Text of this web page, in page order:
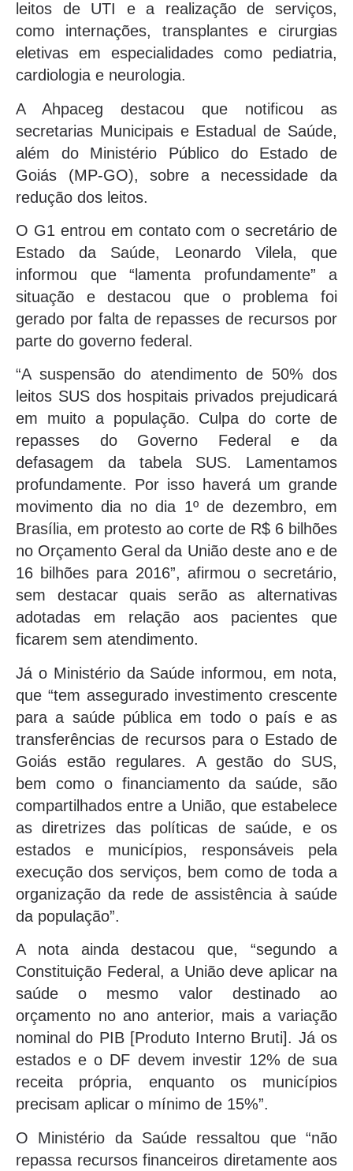
leitos de UTI e a realização de serviços,
como internações, transplantes e cirurgias
eletivas em especialidades como pediatria,
cardiologia e neurologia.
A Ahpaceg destacou que notificou as
secretarias Municipais e Estadual de Saúde,
além do Ministério Público do Estado de
Goiás (MP-GO), sobre a necessidade da
redução dos leitos.
O G1 entrou em contato com o secretário de
Estado da Saúde, Leonardo Vilela, que
informou que “lamenta profundamente” a
situação e destacou que o problema foi
gerado por falta de repasses de recursos por
parte do governo federal.
“A suspensão do atendimento de 50% dos
leitos SUS dos hospitais privados prejudicará
em muito a população. Culpa do corte de
repasses do Governo Federal e da
defasagem da tabela SUS. Lamentamos
profundamente. Por isso haverá um grande
movimento dia no dia 1º de dezembro, em
Brasília, em protesto ao corte de R$ 6 bilhões
no Orçamento Geral da União deste ano e de
16 bilhões para 2016”, afirmou o secretário,
sem destacar quais serão as alternativas
adotadas em relação aos pacientes que
ficarem sem atendimento.
Já o Ministério da Saúde informou, em nota,
que “tem assegurado investimento crescente
para a saúde pública em todo o país e as
transferências de recursos para o Estado de
Goiás estão regulares. A gestão do SUS,
bem como o financiamento da saúde, são
compartilhados entre a União, que estabelece
as diretrizes das políticas de saúde, e os
estados e municípios, responsáveis pela
execução dos serviços, bem como de toda a
organização da rede de assistência à saúde
da população”.
A nota ainda destacou que, “segundo a
Constituição Federal, a União deve aplicar na
saúde o mesmo valor destinado ao
orçamento no ano anterior, mais a variação
nominal do PIB [Produto Interno Bruti]. Já os
estados e o DF devem investir 12% de sua
receita própria, enquanto os municípios
precisam aplicar o mínimo de 15%”.
O Ministério da Saúde ressaltou que “não
repassa recursos financeiros diretamente aos